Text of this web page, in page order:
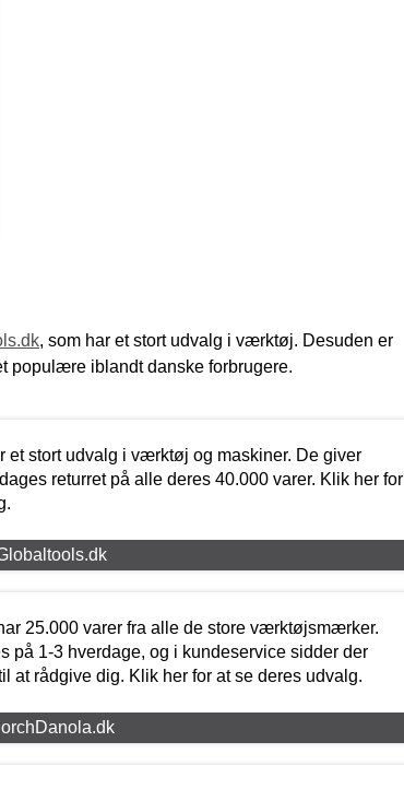
, som har et stort udvalg i værktøj. Desuden er
populære iblandt danske forbrugere.
et stort udvalg i værktøj og maskiner. De giver
returret på alle deres 40.000 varer. Klik her for
25.000 varer fra alle de store værktøjsmærker.
på 1-3 hverdage, og i kundeservice sidder der
at rådgive dig. Klik her for at se deres udvalg.